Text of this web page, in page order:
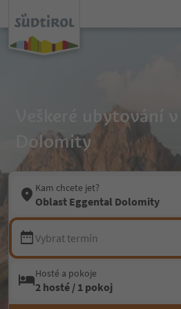
Veškeré ubytování
Dolomity
Kam chcete jet?
Oblast Eggental Dolomity
Vybrat termín
Hosté a pokoje
2 hosté / 1 pokoj